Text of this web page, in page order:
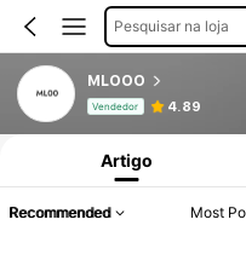
Pesquisar na loja
MLOOO
Vendedor 4.89
Informações do Produto:
Artigo
Recommended Most